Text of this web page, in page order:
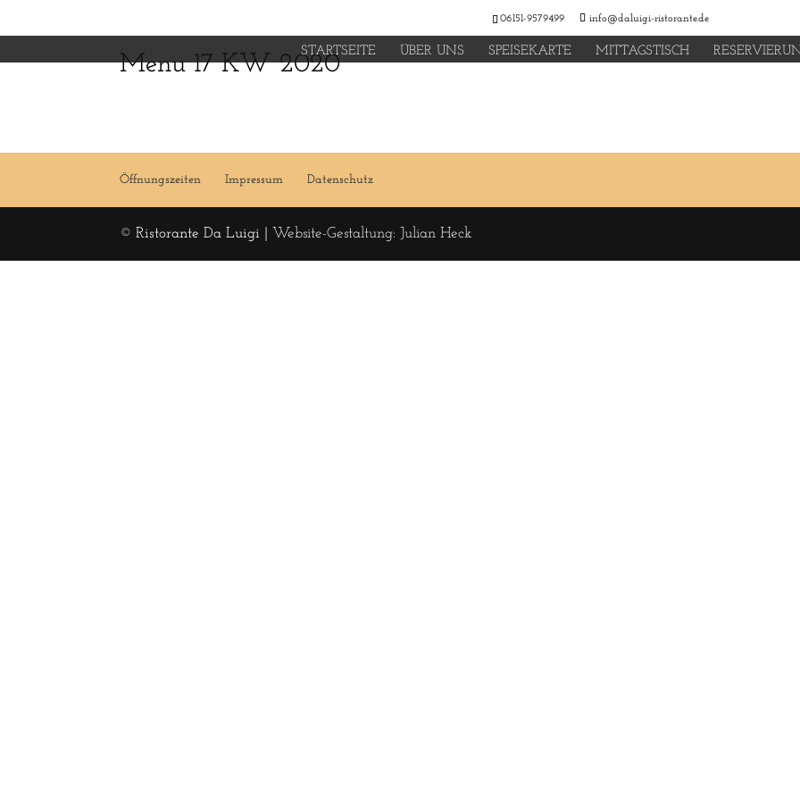
06151-9579499 info@daluigi-ristorante.de
STARTSEITE ÜBER UNS SPEISEKARTE MITTAGSTISCH
Menu 17 KW 2020
Öffnungszeiten Impressum Datenschutz
© Ristorante Da Luigi | Website-Gestaltung: Julian Heck